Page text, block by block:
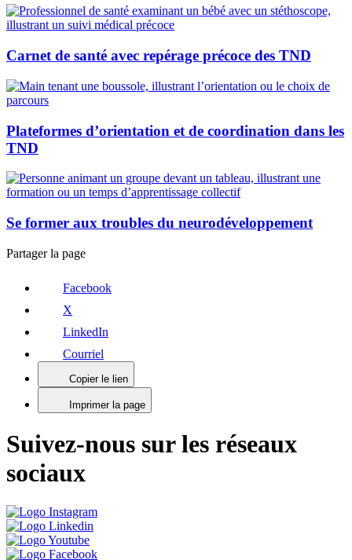
Carnet de santé avec repérage précoce des TND
Plateformes d’orientation et de coordination dans les
TND
Se former aux troubles du neurodéveloppement
Partager la page
Facebook
X
LinkedIn
Courriel
Copier le lien
Imprimer la page
Suivez-nous sur les réseaux
sociaux